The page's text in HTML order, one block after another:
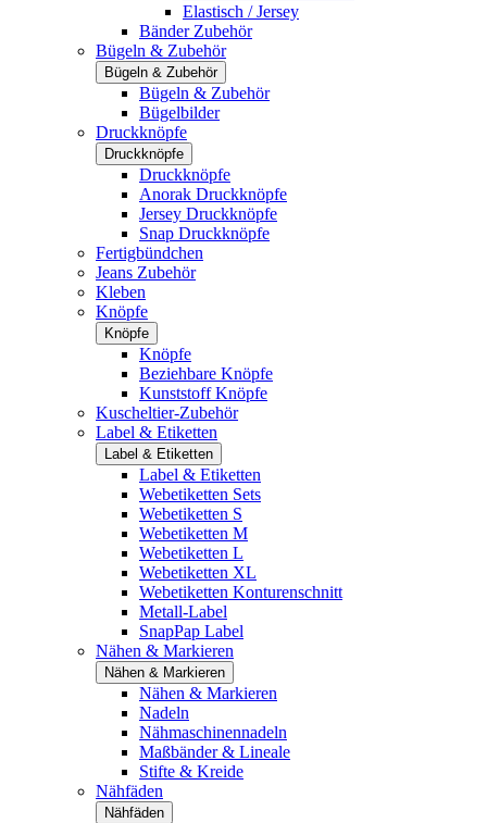
Elastisch / Jersey
Bänder Zubehör
Bügeln & Zubehör
Bügeln & Zubehör
Bügeln & Zubehör
Bügelbilder
Druckknöpfe
Druckknöpfe
Druckknöpfe
Anorak Druckknöpfe
Jersey Druckknöpfe
Snap Druckknöpfe
Fertigbündchen
Jeans Zubehör
Kleben
Knöpfe
Knöpfe
Knöpfe
Beziehbare Knöpfe
Kunststoff Knöpfe
Kuscheltier-Zubehör
Label & Etiketten
Label & Etiketten
Label & Etiketten
Webetiketten Sets
Webetiketten S
Webetiketten M
Webetiketten L
Webetiketten XL
Webetiketten Konturenschnitt
Metall-Label
SnapPap Label
Nähen & Markieren
Nähen & Markieren
Nähen & Markieren
Nadeln
Nähmaschinennadeln
Maßbänder & Lineale
Stifte & Kreide
Nähfäden
Nähfäden